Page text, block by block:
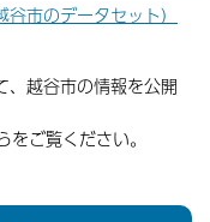
市のデータセット）
、越谷市の情報を公開
ご覧ください。